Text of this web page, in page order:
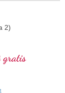
2)
gratis